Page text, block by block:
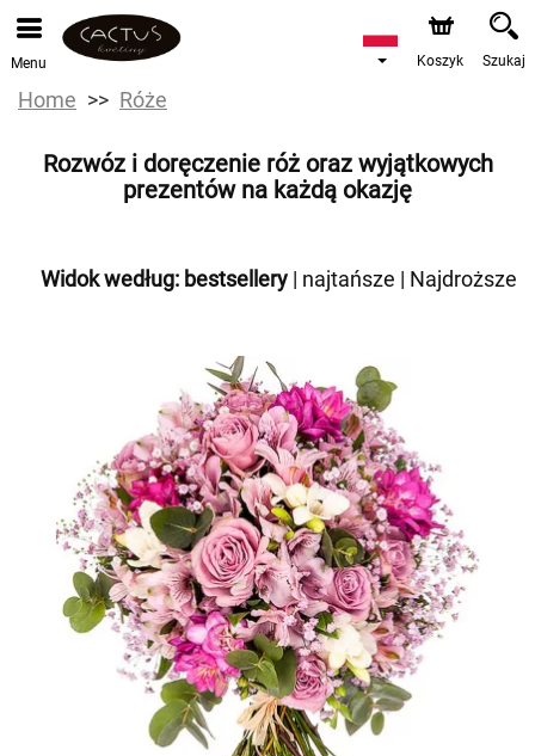
Menu Koszyk Szukaj
Home Róże
Rozwóz i doręczenie róż oraz wyjątkowych
prezentów na każdą okazję
Widok według: bestsellery | najtańsze | Najdroższe